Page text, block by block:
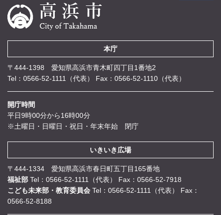
本庁
〒444-1398 愛知県高浜市青木町四丁目1番地2
Tel：0566-52-1111（代表）
Fax：0566-52-1110（代表）
開庁時間
平日9時00分から16時00分
※土曜日・日曜日・祝日・年末年始 閉庁
いきいき広場
〒444-1334 愛知県高浜市春日町五丁目165番地
福祉部 Tel：0566-52-1111（代表）
Fax：0566-52-7918
こども未来部・教育委員会 Tel：0566-52-1111（代表）
Fax：
0566-52-8188